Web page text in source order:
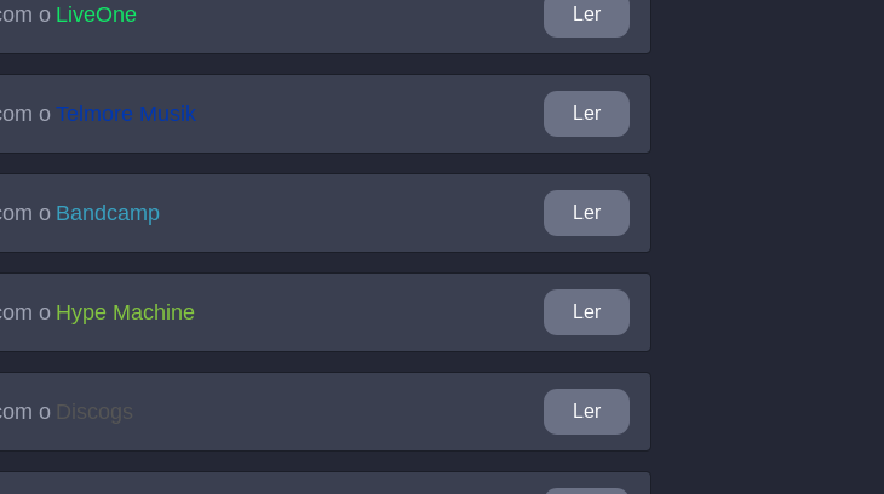
o LiveOne Ler
oTelmore Musik Ler
o Bandcamp Ler
o Hype Machine Ler
o Discogs Ler